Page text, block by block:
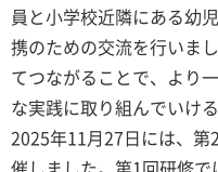
員と小学校近隣にある幼
携のための交流を行いま
てつながることで、より
な実践に取り組んでいけ
2025年11月27日には、